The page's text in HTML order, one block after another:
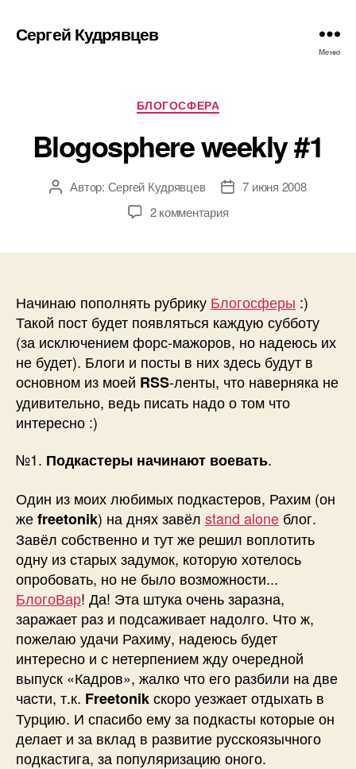
Сергей Кудрявцев
Меню
Рубрики
БЛОГОСФЕРА
Blogosphere weekly #1
АвторАвтор: Сергей Кудрявцев
Дата7 июня 2008
2 комментарияк
Начинаю пополнять рубрику Блогосферы :)
Такой пост будет появляться каждую субботу
(за исключением форс-мажоров, но надеюсь их
не будет). Блоги и посты в них здесь будут в
основном из моей RSS-ленты, что наверняка не
удивительно, ведь писать надо о том что
интересно :)
№1. Подкастеры начинают воевать.
Один из моих любимых подкастеров, Рахим (он
жеfreetonik) на днях завёл stand alone блог.
Завёл собственно и тут же решил воплотить
одну из старых задумок, которую хотелось
опробовать, но не было возможности...
БлогоВар! Да! Эта штука очень заразна,
заражает раз и подсаживает надолго. Что ж,
пожелаю удачи Рахиму, надеюсь будет
интересно и с нетерпением жду очередной
выпуск «Кадров», жалко что его разбили на две
части, т.к. Freetonikскоро уезжает отдыхать в
Турцию. И спасибо ему за подкасты которые он
делает и за вклад в развитие русскоязычного
подкастига, за популяризацию оного.